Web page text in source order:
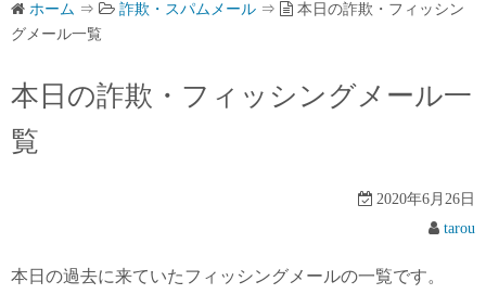
ホーム ⇒ 詐欺・スパムメール ⇒
本日の詐欺・フィッシン
グメール一覧
本日の詐欺・フィッシングメール一
覧
2020年6月26日
tarou
本日の過去に来ていたフィッシングメールの一覧です。